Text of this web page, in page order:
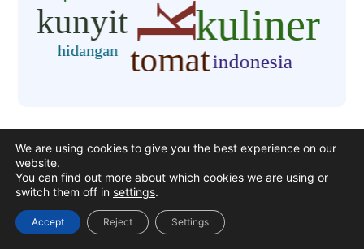
Buat Video &
Dapatkan Bumbu
Gratis!
We are using cookies to give you the best experience on our
website.
You can find out more about which cookies we are using or
switch them off in settings.
Accept Reject Settings